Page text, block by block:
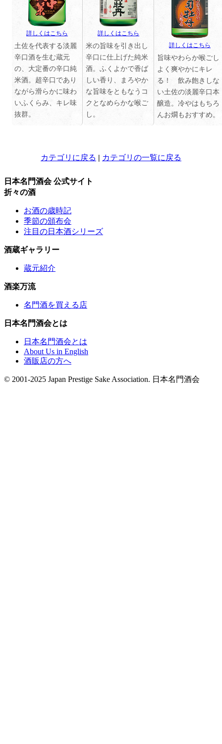
詳しくはこちら
土佐を代表する淡麗
辛口酒を生む蔵元
の、大定番の辛口純
米酒。超辛口であり
ながら滑らかに味わ
いふくらみ、キレ味
抜群。
詳しくはこちら
米の旨味を引き出し
辛口に仕上げた純米
酒。ふくよかで香ば
しい香り、まろやか
な旨味をともなうコ
クとなめらかな喉ご
し。
詳しくはこちら
旨味やわらか喉ごし
よく爽やかにキレ
る！ 飲み飽きしな
い土佐の淡麗辛口本
醸造。冷やはもちろ
んお燗もおすすめ。
カテゴリに戻る | カテゴリの一覧に戻る
日本名門酒会 公式サイト
折々の酒
お酒の歳時記
季節の頒布会
注目の日本酒シリーズ
酒蔵ギャラリー
蔵元紹介
酒楽万流
名門酒を買える店
日本名門酒会とは
日本名門酒会とは
About Us in English
酒販店の方へ
© 2001-2025 Japan Prestige Sake Association. 日本名門酒会